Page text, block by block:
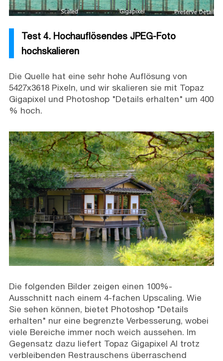
Test 4. Hochauflösendes JPEG-Foto
hochskalieren
Die Quelle hat eine sehr hohe Auflösung von
5427x3618 Pixeln, und wir skalieren sie mit Topaz
Gigapixel und Photoshop "Details erhalten" um 400
% hoch.
Die folgenden Bilder zeigen einen 100%-
Ausschnitt nach einem 4-fachen Upscaling. Wie
Sie sehen können, bietet Photoshop "Details
erhalten" nur eine begrenzte Verbesserung, wobei
viele Bereiche immer noch weich aussehen. Im
Gegensatz dazu liefert Topaz Gigapixel AI trotz
verbleibenden Restrauschens überraschend